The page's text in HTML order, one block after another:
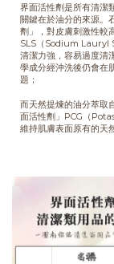
界面活性劑是所有清潔
關鍵在於油分的來源。
劑」，對皮膚刺激性較
SLS（Sodium Lauryl
清潔力強，容易過度清
學成分經沖洗後仍會在
題；
而天然提煉的油分萃取
面活性劑」PCG（
維持肌膚表面原有的天